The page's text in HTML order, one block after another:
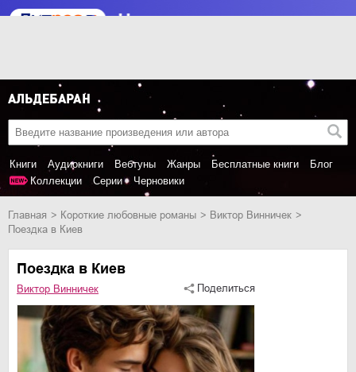
Книги Аудиокниги Вебтуны Жанры Бесплатные книги
Блог
Коллекции
Серии Черновики
Главная короткие любовные романы
Виктор Винничек
Поездка в Киев
Поездка в Киев
Виктор Винничек Поделиться